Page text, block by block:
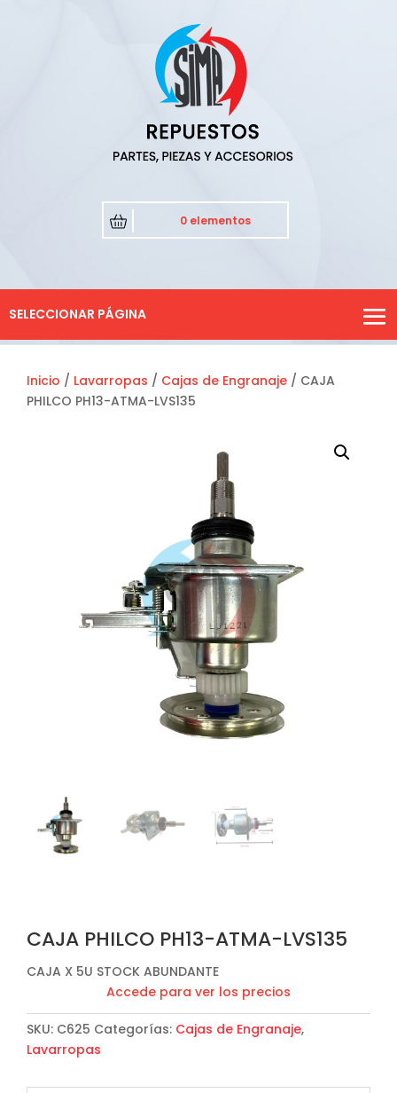
0 elementos
SELECCIONAR PÁGINA
Inicio / Lavarropas / Cajas de Engranaje / CAJA
PHILCO PH13-ATMA-LVS135
CAJA PHILCO PH13-ATMA-LVS135
CAJA X 5U STOCK ABUNDANTE
Accede para ver los precios
SKU: C625 Categorías: Cajas de Engranaje,
Lavarropas